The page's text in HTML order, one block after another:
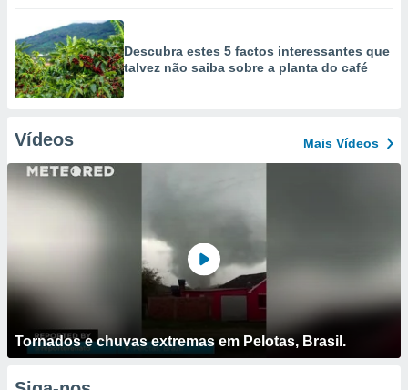
Descubra estes 5 factos interessantes que
talvez não saiba sobre a planta do café
Vídeos Mais Vídeos
Tornados e chuvas extremas em Pelotas, Brasil.